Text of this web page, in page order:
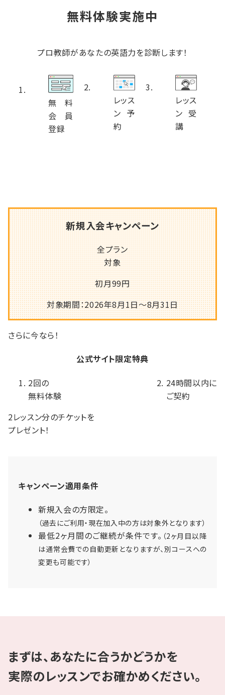
無料体験実施中
プロ教師があなたの英語力を診断します！
無料
会員
登録
レッス
ン予
約
レッス
ン受
講
新規入会キャンペーン
全プラン
対象
初月99円
対象期間：2026年8月1日～8月31日
さらに今なら！
公式サイト限定特典
2回の
無料体験
24時間以内に
ご契約
2レッスン分のチケットを
プレゼント！
キャンペーン適用条件
新規入会の方限定。
（過去にご利用・現在加入中の方は対象外となります）
最低2ヶ月間のご継続が条件です。 （2ヶ月目以降
は通常会費での自動更新となりますが、別コースへの
変更も可能です）
まずは、あなたに合うかどうかを
実際のレッスンでお確かめください。